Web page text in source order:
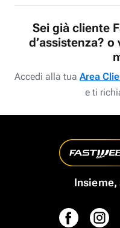
Sei già cliente
d’assistenza?
Accedi alla tua Area
e ti